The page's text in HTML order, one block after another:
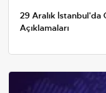
29 Aralık
Açıklamaları